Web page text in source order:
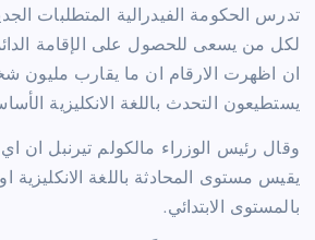
تدرس الحكومة الفيدرالية المتطلبات
لكل من يسعى للحصول على الإقامة
ان اظهرت الارقام ان ما يقارب مليون
يستطيعون التحدث باللغة الانكليزية
وقال رئيس الوزراء مالكولم تيرنبل ان
يقيس مستوى المحادثة باللغة الانكليزية
بالمستوى الابتدائي.